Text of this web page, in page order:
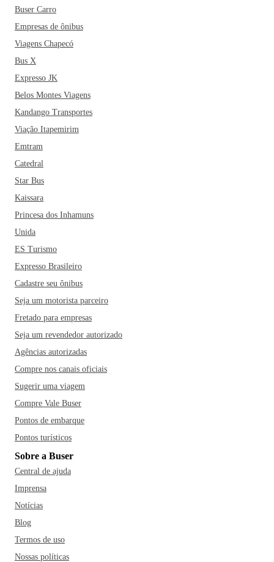
Buser Carro
Empresas de ônibus
Viagens Chapecó
Bus X
Expresso JK
Belos Montes Viagens
Kandango Transportes
Viação Itapemirim
Emtram
Catedral
Star Bus
Kaissara
Princesa dos Inhamuns
Unida
ES Turismo
Expresso Brasileiro
Cadastre seu ônibus
Seja um motorista parceiro
Fretado para empresas
Seja um revendedor autorizado
Agências autorizadas
Compre nos canais oficiais
Sugerir uma viagem
Compre Vale Buser
Pontos de embarque
Pontos turísticos
Sobre a Buser
Central de ajuda
Imprensa
Notícias
Blog
Termos de uso
Nossas políticas